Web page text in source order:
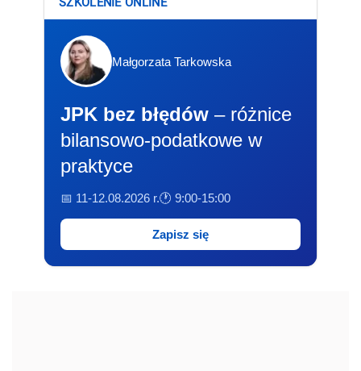
Małgorzata Tarkowska
JPK bez błędów – różnice
bilansowo-podatkowe w
praktyce
📅 11-12.08.2026 r.🕐 9:00-15:00
Zapisz się